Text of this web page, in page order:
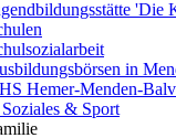
'Die
in
Hemer-Menden-
& Sport